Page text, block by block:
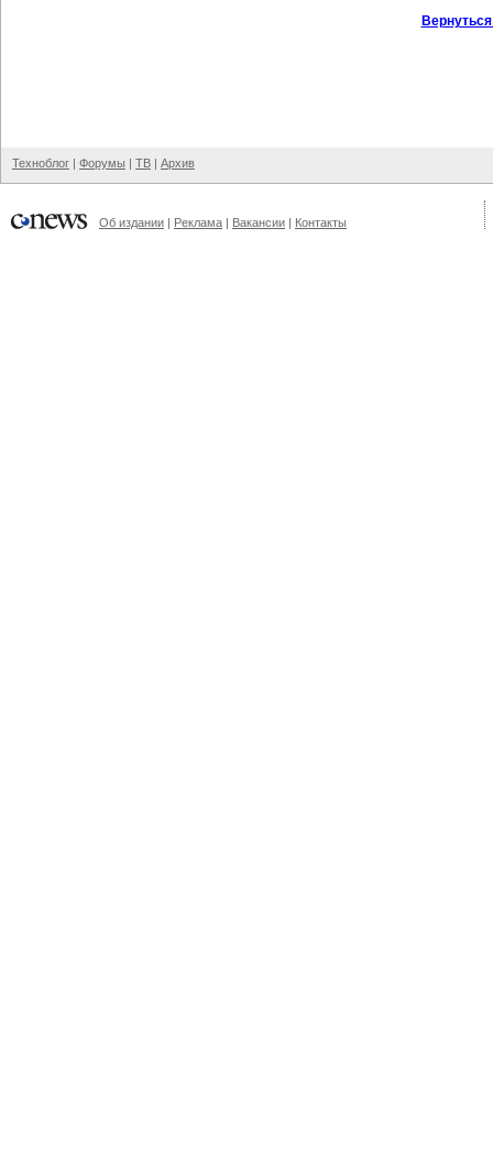
Техноблог | Форумы | ТВ | Архив
Об издании | Реклама | Вакансии | Контакты